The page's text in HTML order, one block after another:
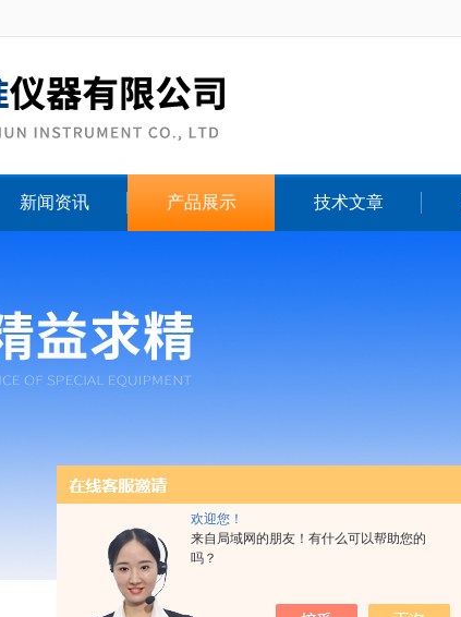
欢迎您！
来自局域网的朋友！有什么可以帮助您的
吗？
新闻资讯 产品展示 技术文章